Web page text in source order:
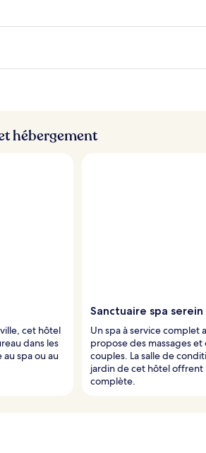
hébergement
cet hôtel
dans les
spa ou au
Sanctuaire spa serein
Un spa à service complet
propose des massages
couples. La salle de
jardin de cet hôtel
complète.